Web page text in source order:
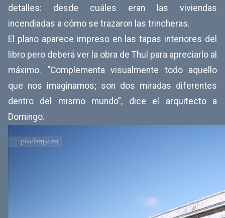
detalles: desde cuáles eran las viviendas
incendiadas a cómo se trazaron las trincheras.
El plano aparece impreso en las tapas interiores del
libro pero deberá ver la obra de Thul para apreciarlo al
máximo. “Complementa visualmente todo aquello
que nos imaginamos; son dos miradas diferentes
dentro del mismo mundo”, dice el arquitecto a
Domingo.